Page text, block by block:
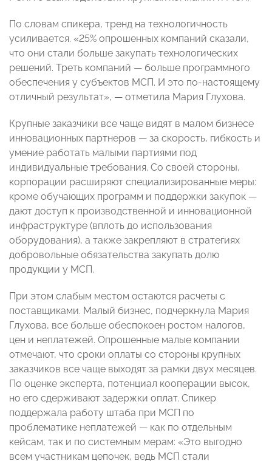
По словам спикера, тренд на технологичность
усиливается. «25% опрошенных компаний сказали,
что они стали больше закупать технологических
решений. Треть компаний — больше программного
обеспечения у субъектов МСП. И это по‑настоящему
отличный результат», — отметила Мария Глухова.
Крупные заказчики все чаще видят в малом бизнесе
инновационных партнеров — за скорость, гибкость и
умение работать малыми партиями под
индивидуальные требования. Со своей стороны,
корпорации расширяют специализированные меры:
кроме обучающих программ и поддержки закупок —
дают доступ к производственной и инновационной
инфраструктуре (вплоть до использования
оборудования), а также закрепляют в стратегиях
добровольные обязательства закупать долю
продукции у МСП.
При этом слабым местом остаются расчеты с
поставщиками. Малый бизнес, подчеркнула Мария
Глухова, все больше обеспокоен ростом налогов,
цен и неплатежей. Опрошенные малые компании
отмечают, что сроки оплаты со стороны крупных
заказчиков все чаще выходят за рамки двух месяцев.
По оценке эксперта, потенциал кооперации высок,
но его сдерживают задержки оплат. Спикер
поддержала работу штаба при МСП по
проблематике неплатежей — как по отдельным
кейсам, так и по системным мерам: «Это выгодно
всем участникам цепочек, ведь МСП стали